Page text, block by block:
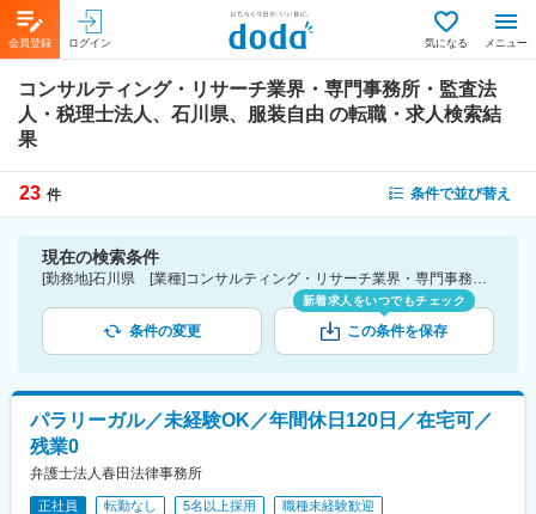
会員登録 ログイン 気になる メニュー
コンサルティング・リサーチ業界・専門事務所・監査法
人・税理士法人、石川県、服装自由 の転職・求人検索結
果
23 件 条件で並び替え
現在の検索条件
[勤務地]石川県 [業種]コンサルティング・リサーチ業界・専門事務所・監査法人・税理士法人 [詳細条件](会社・職場の環境)服装自由
条件の変更
新着求人をいつでもチェック
この条件を保存
パラリーガル／未経験OK／年間休日120日／在宅可／
残業0
弁護士法人春田法律事務所
正社員 転勤なし 5名以上採用
職種未経験歓迎